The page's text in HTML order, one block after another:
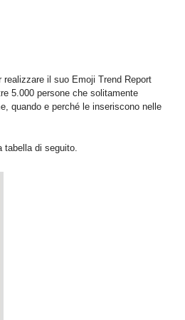
il suo Emoji Trend Report
5.000 persone che solitamente
quando e perché le inseriscono nelle
tabella di seguito.